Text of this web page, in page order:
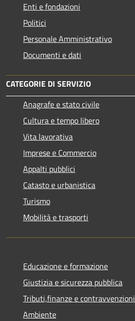
Enti e fondazioni
Politici
Personale Amministrativo
Documenti e dati
CATEGORIE DI SERVIZIO
Anagrafe e stato civile
Cultura e tempo libero
Vita lavorativa
Imprese e Commercio
Appalti pubblici
Catasto e urbanistica
Turismo
Mobilità e trasporti
Educazione e formazione
Giustizia e sicurezza pubblica
Tributi,finanze e contravvenzioni
Ambiente